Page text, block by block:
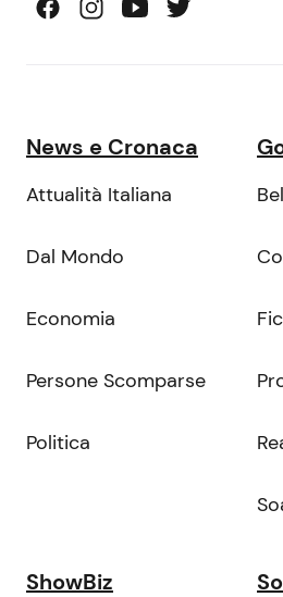
News e Cronaca
Attualità Italiana
Dal Mondo
Economia
Persone Scomparse
Politica
ShowBiz